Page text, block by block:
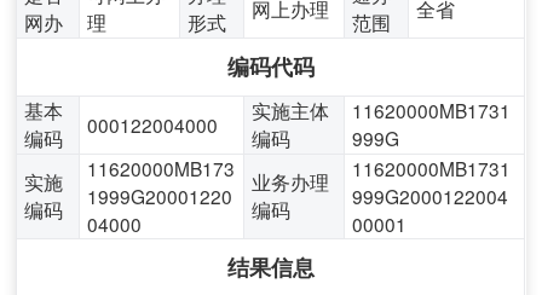
网办
理
形式
网上办理
范围
全省
编码代码
基本
编码
000122004000
实施主体
编码
11620000MB1731
999G
实施
编码
11620000MB173
1999G20001220
04000
业务办理
编码
11620000MB1731
999G2000122004
00001
结果信息